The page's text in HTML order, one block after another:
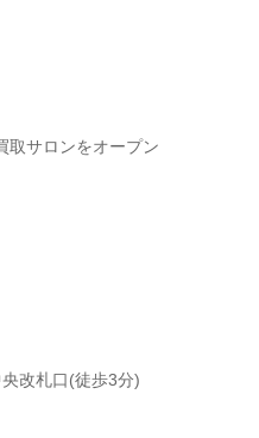
取サロンをオープン
改札口(徒歩3分)